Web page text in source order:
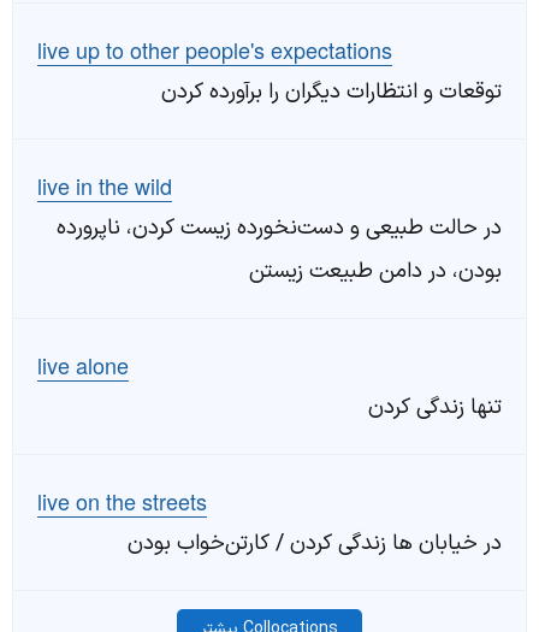
live up to other people's expectations
توقعات و انتظارات دیگران را برآورده کردن
live in the wild
در حالت طبیعی و دست‌نخورده زیست کردن، ناپرورده
بودن، در دامن طبیعت زیستن
live alone
تنها زندگی کردن
live on the streets
در خیابان ها زندگی کردن / کارتن‌خواب بودن